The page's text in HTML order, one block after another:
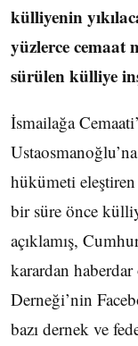
külliyenin
yüzlerce cemaat
sürülen külliye
İsmailağa
hükümeti
bir süre önce
açıklamış,
karardan
Derneği’nin
bazı dernek ve